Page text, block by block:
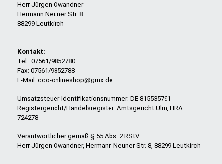
Herr Jürgen Owandner
Hermann Neuner Str. 8
88299 Leutkirch
Kontakt:
Tel.: 07561/9852780
Fax: 07561/9852788
E-Mail: cco-onlineshop@gmx.de
Umsatzsteuer-Identifikationsnummer: DE 815535791
Registergericht/Handelsregister: Amtsgericht Ulm, HRA
724278
Verantwortlicher gemäß § 55 Abs. 2 RStV:
Herr Jürgen Owandner, Hermann Neuner Str. 8, 88299 Leutkirch